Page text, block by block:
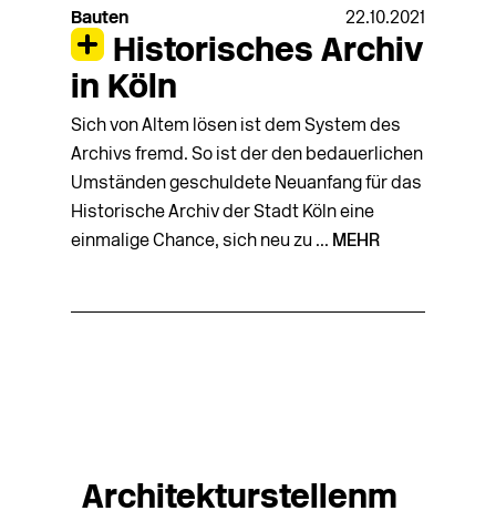
Bauten 22.10.2021
Historisches Archiv
in Köln
Sich von Altem lösen ist dem System des
Archivs fremd. So ist der den bedauerlichen
Umständen geschuldete Neuanfang für das
Historische Archiv der Stadt Köln eine
einmalige Chance, sich neu zu ... MEHR
Architekturstellenm